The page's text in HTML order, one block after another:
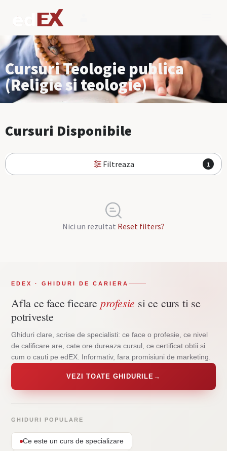
Cursuri Teologie publica
(Religie si teologie)
Cursuri Disponibile
Filtreaza 1
Nici un rezultat Reset filters?
EDEX · GHIDURI DE CARIERA
Afla ce face fiecare profesie si ce curs ti se
potriveste
Ghiduri clare, scrise de specialisti: ce face o profesie, ce nivel
de calificare are, cate ore dureaza cursul, ce certificat obtii si
cum o cauti pe edEX. Informativ, fara promisiuni de marketing.
VEZI TOATE GHIDURILE →
GHIDURI POPULARE
Ce este un curs de specializare